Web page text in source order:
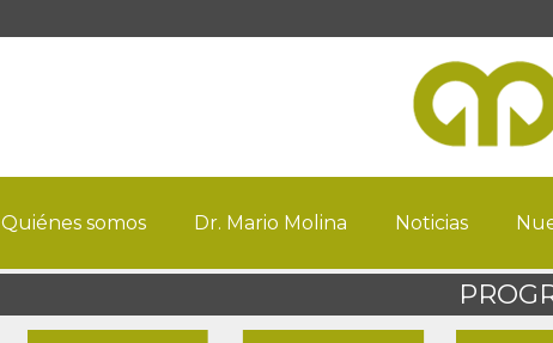
Quiénes somos Dr. Mario Molina Noticias